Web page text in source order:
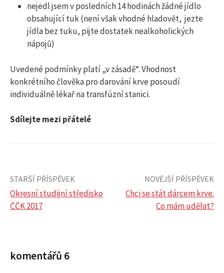
nejedl jsem v posledních 14 hodinách žádné jídlo
obsahující tuk (není však vhodné hladovět, ­ jezte
jídla bez tuku, pijte dostatek nealkoholických
nápojů)
Uvedené podmínky platí „v zásadě“. Vhodnost
konkrétního člověka pro darování krve posoudí
individuálně lékař na transfúzní stanici.
Sdílejte mezi přátelé
N
v
STARŠÍ PŘÍSPĚVEK
Okresní studijní středisko
ČČK 2017
NOVĚJŠÍ PŘÍSPĚVEK
Chci se stát dárcem krve.
Co mám udělat?
komentářů 6